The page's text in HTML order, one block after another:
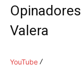
Valera
YouTube